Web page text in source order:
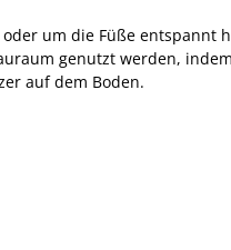
um die Füße entspannt
genutzt werden,
auf dem Boden.